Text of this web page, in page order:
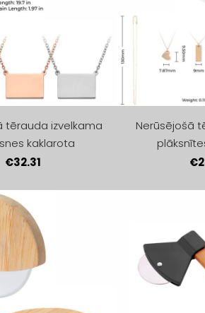
tērauda izvelkama
kaklarota
€32.31
Nerūsējošā